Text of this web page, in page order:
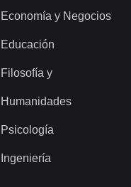
Economía y Negocios
Educación
Filosofía y
Humanidades
Psicología
Ingeniería